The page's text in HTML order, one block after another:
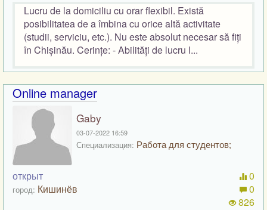
Lucru de la domiciliu cu orar flexibil. Există
posibilitatea de a îmbina cu orice altă activitate
(studii, serviciu, etc.). Nu este absolut necesar să fiți
în Chișinău. Cerințe: - Abilități de lucru l...
Online manager
Gaby
03-07-2022 16:59
Специализация: Работа для студентов;
открыт
город: Кишинёв
0
0
826